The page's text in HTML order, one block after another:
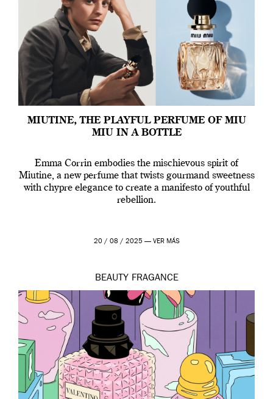
MIUTINE, THE PLAYFUL PERFUME OF MIU
MIU IN A BOTTLE
Emma Corrin embodies the mischievous spirit of
Miutine, a new perfume that twists gourmand sweetness
with chypre elegance to create a manifesto of youthful
rebellion.
20 / 08 / 2025 — VER MÁS
BEAUTY FRAGANCE